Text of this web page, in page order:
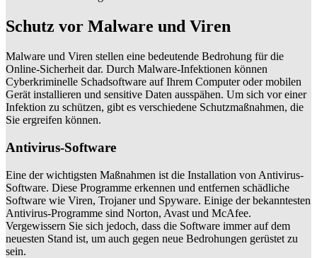
Schutz vor Malware und Viren
Malware und Viren stellen eine bedeutende Bedrohung für die
Online-Sicherheit dar. Durch Malware-Infektionen können
Cyberkriminelle Schadsoftware auf Ihrem Computer oder mobilen
Gerät installieren und sensitive Daten ausspähen. Um sich vor einer
Infektion zu schützen, gibt es verschiedene Schutzmaßnahmen, die
Sie ergreifen können.
Antivirus-Software
Eine der wichtigsten Maßnahmen ist die Installation von Antivirus-
Software. Diese Programme erkennen und entfernen schädliche
Software wie Viren, Trojaner und Spyware. Einige der bekanntesten
Antivirus-Programme sind Norton, Avast und McAfee.
Vergewissern Sie sich jedoch, dass die Software immer auf dem
neuesten Stand ist, um auch gegen neue Bedrohungen gerüstet zu
sein.